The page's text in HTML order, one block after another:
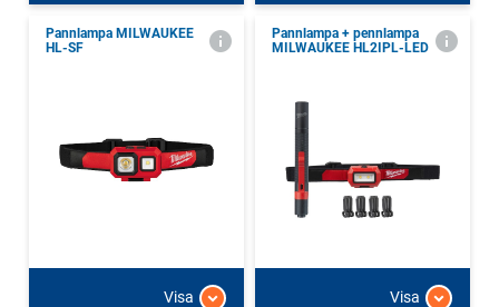
Pannlampa MILWAUKEE
HL-SF
Visa
Pannlampa + pennlampa
MILWAUKEE HL2IPL-LED
Visa